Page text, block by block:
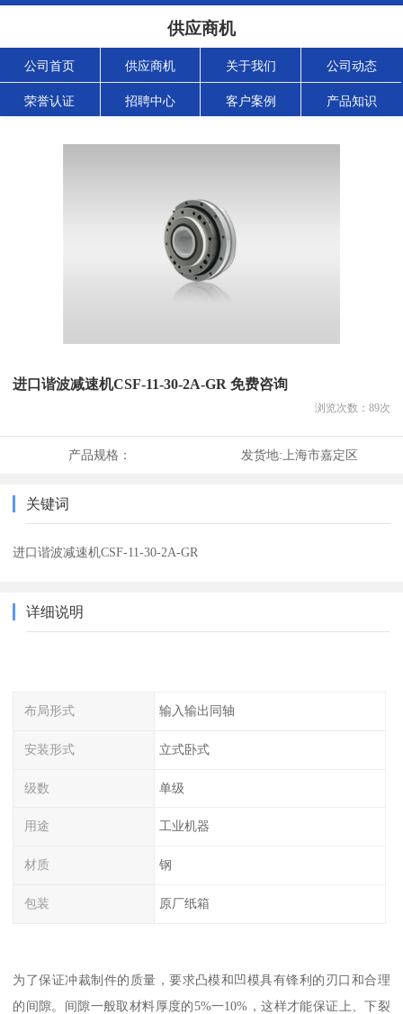
供应商机
公司首页 供应商机 关于我们 公司动态
荣誉认证 招聘中心 客户案例 产品知识
进口谐波减速机CSF-11-30-2A-GR 免费咨询
浏览次数： 89次
产品规格： 发货地: 上海市嘉定区
关键词
进口谐波减速机CSF-11-30-2A-GR
详细说明
布局形式 输入输出同轴
安装形式 立式卧式
级数 单级
用途 工业机器
材质 钢
包装 原厂纸箱
为了保证冲裁制件的质量，要求凸模和凹模具有锋利的刃口和合理
的间隙。间隙一般取材料厚度的5%一10%，这样才能保证上、下裂